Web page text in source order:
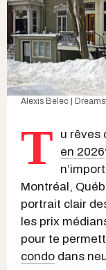
Alexis Belec |
T u rêves
en 2026
Montréal,
portrait clair
les prix
pour te
condo dans